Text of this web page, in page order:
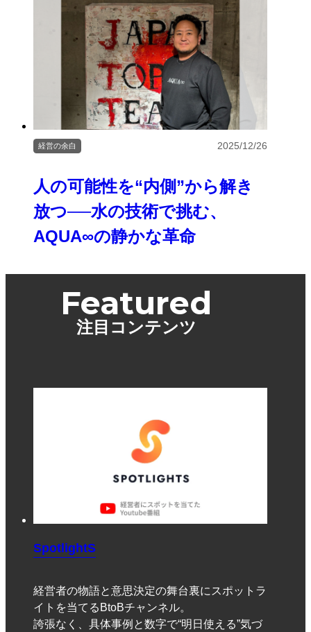
人の可能性を“内側”から解き
放つ──水の技術で挑む、
AQUA∞の静かな革命
経営の余白 2025/12/26
Featured
注目コンテンツ
SpotlightS
経営者の物語と意思決定の舞台裏にスポットラ
イトを当てるBtoBチャンネル。
誇張なく、具体事例と数字で“明日使える”気づ